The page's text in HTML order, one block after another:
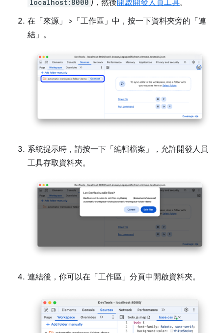
localhost:8000 )，然後開啟開發人員工具。
在「來源」
>「工作區」 中，按一下資料夾旁的「連
結」 。
系統提示時，請按一下「編輯檔案」
，允許開發人員
工具存取資料夾。
連結後，你可以在「工作區」 分頁中開啟資料夾。